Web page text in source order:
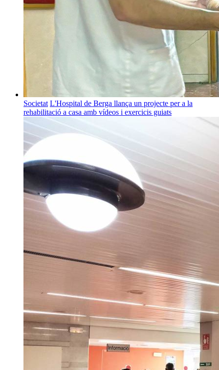
Societat L'Hospital de Berga llança un projecte per a la
rehabilitació a casa amb vídeos i exercicis guiats